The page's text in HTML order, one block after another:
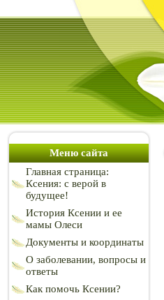
Меню сайта
Главная страница:
Ксения: с верой в
будущее!
История Ксении и ее
мамы Олеси
Документы и координаты
О заболевании, вопросы и
ответы
Как помочь Ксении?